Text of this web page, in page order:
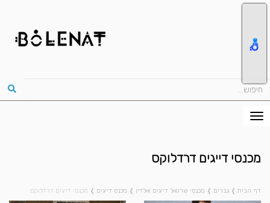
מכנסי דייגים דרדלוקס
דף הבית ❱ גברים ❱ מכנסי שרוואל דייגים ואלדין ❱ מכנס דייגים ❱ מכנסי דייגים דרדלוקס